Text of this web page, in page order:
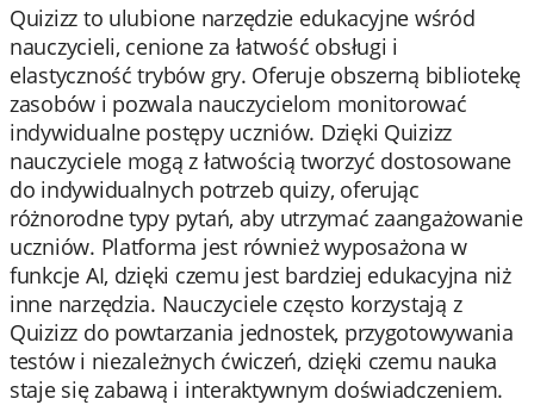
Quizizz to ulubione narzędzie edukacyjne wśród
nauczycieli, cenione za łatwość obsługi i
elastyczność trybów gry. Oferuje obszerną bibliotekę
zasobów i pozwala nauczycielom monitorować
indywidualne postępy uczniów. Dzięki Quizizz
nauczyciele mogą z łatwością tworzyć dostosowane
do indywidualnych potrzeb quizy, oferując
różnorodne typy pytań, aby utrzymać zaangażowanie
uczniów. Platforma jest również wyposażona w
funkcje AI, dzięki czemu jest bardziej edukacyjna niż
inne narzędzia. Nauczyciele często korzystają z
Quizizz do powtarzania jednostek, przygotowywania
testów i niezależnych ćwiczeń, dzięki czemu nauka
staje się zabawą i interaktywnym doświadczeniem.